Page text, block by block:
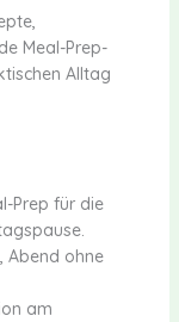
Meal-Prep-
Alltag
Prep für die
Abend ohne
am